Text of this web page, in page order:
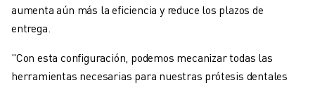
aumenta aún más la eficiencia y reduce los plazos de
entrega.
"Con esta configuración, podemos mecanizar todas las
herramientas necesarias para nuestras prótesis dentales